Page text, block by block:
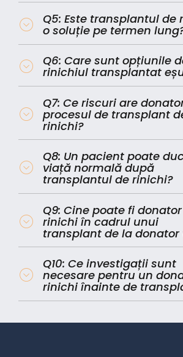
Q5: Este transplantul de
o soluție pe termen
Q6: Care sunt opțiunile
rinichiul transplantat
Q7: Ce riscuri are
procesul de transplant
rinichi?
Q8: Un pacient poate
viață normală după
transplantul de rinichi?
Q9: Cine poate fi
rinichi în cadrul unui
transplant de la donator
Q10: Ce investigații sunt
necesare pentru un
rinichi înainte de